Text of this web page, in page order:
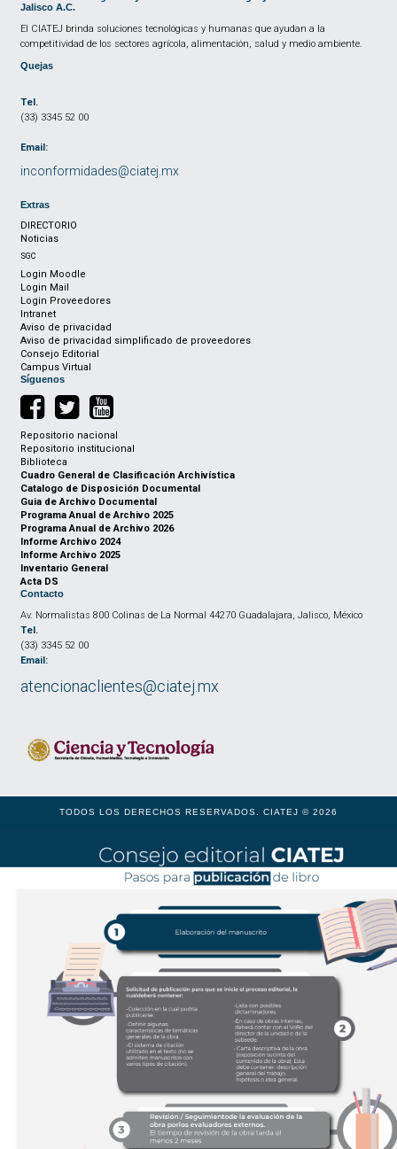
Jalisco A.C.
El CIATEJ brinda soluciones tecnológicas y humanas que ayudan a la
competitividad de los sectores agrícola, alimentación, salud y medio ambiente.
Quejas
Tel.
(33) 3345 52 00
Email:
inconformidades@ciatej.mx
Extras
DIRECTORIO
Noticias
SGC
Login Moodle
Login Mail
Login Proveedores
Intranet
Aviso de privacidad
Aviso de privacidad simplificado de proveedores
Consejo Editorial
Campus Virtual
Síguenos
Repositorio nacional
Repositorio institucional
Biblioteca
Cuadro General de Clasificación Archivística
Catalogo de Disposición Documental
Guia de Archivo Documental
Programa Anual de Archivo 2025
Programa Anual de Archivo 2026
Informe Archivo 2024
Informe Archivo 2025
Inventario General
Acta DS
Contacto
Av. Normalistas 800 Colinas de La Normal 44270 Guadalajara, Jalisco, México
Tel.
(33) 3345 52 00
Email:
atencionaclientes@ciatej.mx
TODOS LOS DERECHOS RESERVADOS. CIATEJ © 2026